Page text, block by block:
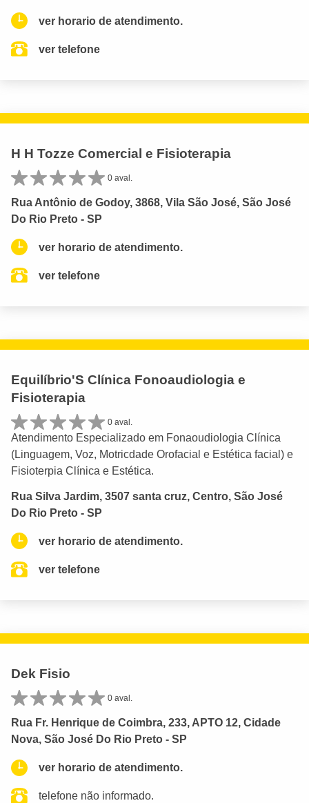
ver horario de atendimento.
ver telefone
H H Tozze Comercial e Fisioterapia
0 aval.
Rua Antônio de Godoy, 3868, Vila São José, São José
Do Rio Preto - SP
ver horario de atendimento.
ver telefone
Equilíbrio'S Clínica Fonoaudiologia e
Fisioterapia
0 aval.
Atendimento Especializado em Fonaoudiologia Clínica
(Linguagem, Voz, Motricdade Orofacial e Estética facial) e
Fisioterpia Clínica e Estética.
Rua Silva Jardim, 3507 santa cruz, Centro, São José
Do Rio Preto - SP
ver horario de atendimento.
ver telefone
Dek Fisio
0 aval.
Rua Fr. Henrique de Coimbra, 233, APTO 12, Cidade
Nova, São José Do Rio Preto - SP
ver horario de atendimento.
telefone não informado.